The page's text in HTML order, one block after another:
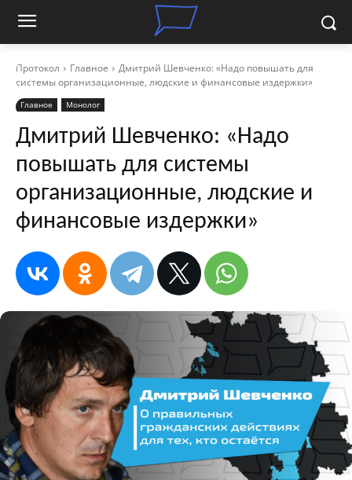
Протокол Главное
Дмитрий Шевченко: «Надо повышать для
системы организационные, людские и финансовые издержки»
Главное Монолог
Дмитрий Шевченко: «Надо
повышать для системы
организационные, людские и
финансовые издержки»